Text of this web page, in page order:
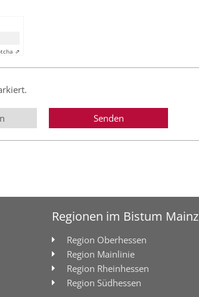
⇗
Regionen im Bistum Mainz
Region Oberhessen
Region Mainlinie
Region Rheinhessen
Region Südhessen